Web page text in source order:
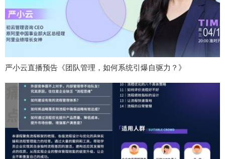
严小云直播预告《团队管理，如何系统引爆自驱力？》